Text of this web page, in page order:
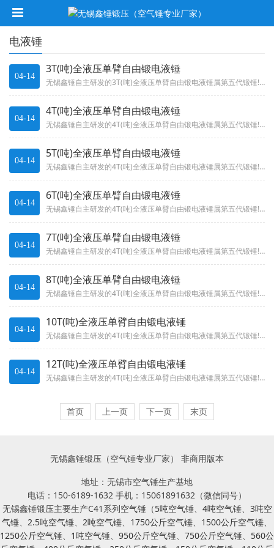
电液锤
04-14
3T(吨)全液压单臂自由锻电液锤
无锡鑫锤自主研发的3T(吨)全液压单臂自由锻电液锤属第五代锻锤!具有打击力度大，速度快，故障率低，省时省力，厂家直销电话...
04-14
4T(吨)全液压单臂自由锻电液锤
无锡鑫锤自主研发的4T(吨)全液压单臂自由锻电液锤属第五代锻锤!具有打击力度大，速度快，故障率低，省时省力，厂家直销电话...
04-14
5T(吨)全液压单臂自由锻电液锤
无锡鑫锤自主研发的4T(吨)全液压单臂自由锻电液锤属第五代锻锤!具有打击力度大，速度快，故障率低，省时省力，厂家直销电话...
04-14
6T(吨)全液压单臂自由锻电液锤
无锡鑫锤自主研发的4T(吨)全液压单臂自由锻电液锤属第五代锻锤!具有打击力度大，速度快，故障率低，省时省力，厂家直销电话...
04-14
7T(吨)全液压单臂自由锻电液锤
无锡鑫锤自主研发的4T(吨)全液压单臂自由锻电液锤属第五代锻锤!具有打击力度大，速度快，故障率低，省时省力，厂家直销电话...
04-14
8T(吨)全液压单臂自由锻电液锤
无锡鑫锤自主研发的4T(吨)全液压单臂自由锻电液锤属第五代锻锤!具有打击力度大，速度快，故障率低，省时省力，厂家直销电话...
04-14
10T(吨)全液压单臂自由锻电液锤
无锡鑫锤自主研发的4T(吨)全液压单臂自由锻电液锤属第五代锻锤!具有打击力度大，速度快，故障率低，省时省力，厂家直销电话...
04-14
12T(吨)全液压单臂自由锻电液锤
无锡鑫锤自主研发的4T(吨)全液压单臂自由锻电液锤属第五代锻锤!具有打击力度大，速度快，故障率低，省时省力，厂家直销电话...
首页 上一页 下一页 末页
无锡鑫锤锻压（空气锤专业厂家） 非商用版本
地址：无锡市空气锤生产基地
电话：150-6189-1632 手机：15061891632（微信同号）
无锡鑫锤锻压主要生产C41系列空气锤（5吨空气锤、 4吨空气锤、 3吨空
气锤、 2.5吨空气锤、 2吨空气锤、 1750公斤空气锤、 1500公斤空气锤、
1250公斤空气锤、 1吨空气锤、 950公斤空气锤、 750公斤空气锤、 560公